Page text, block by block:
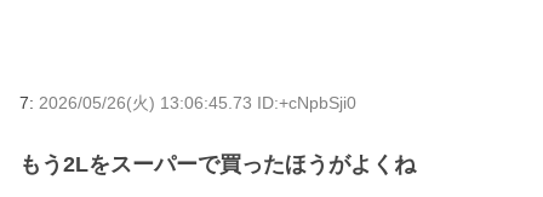
7: 2026/05/26(火) 13:06:45.73 ID:+cNpbSji0
もう2Lをスーパーで買ったほうがよくね